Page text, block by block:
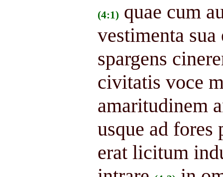
(4:1) quae cum
vestimenta sua
spargens
civitatis voce
amaritudinem
usque ad fores
erat licitum